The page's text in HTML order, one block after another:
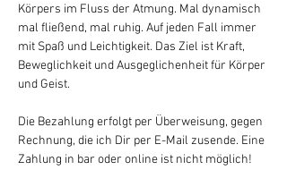
Körpers im Fluss der Atmung. Mal dynamisch
mal fließend, mal ruhig. Auf jeden Fall immer
mit Spaß und Leichtigkeit. Das Ziel ist Kraft,
Beweglichkeit und Ausgeglichenheit für Körper
und Geist.
Die Bezahlung erfolgt per Überweisung, gegen
Rechnung, die ich Dir per E-Mail zusende. Eine
Zahlung in bar oder online ist nicht möglich!